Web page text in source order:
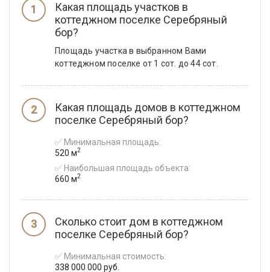
Какая площадь участков в
коттеджном поселке Серебряный
бор?
Площадь участка в выбранном Вами
коттеджном поселке от 1 сот. до 44 сот.
Какая площадь домов в коттеджном
поселке Серебряный бор?
✅ Минимальная площадь:
520 м2
✅ Наибольшая площадь объекта:
660 м2
Сколько стоит дом в коттеджном
поселке Серебряный бор?
✅ Минимальная стоимость:
338 000 000 руб.